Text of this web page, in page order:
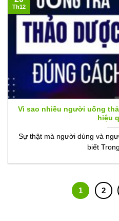
Vì sao nhiều người uống
hiệu
Sự thật mà người dùng và
biết
Th12
1 2